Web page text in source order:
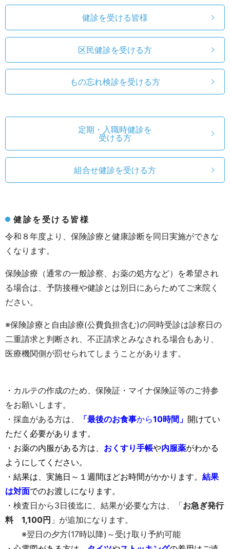
健診を受ける皆様
区民健診を受ける方
もの忘れ検診を受ける方
定期・入職時健診を
受ける方
組合せ健診を受ける方
健診を受ける皆様
令和８年度より、保険診療と健康診断を同日実施ができな
くなります。
保険診療（通常の一般診察、お薬の処方など）を希望され
る場合は、予防接種や健診とは別日にあらためてご来院く
ださい。
※保険診療と自由診療(公費負担含む)の同時受診は診察日の
二重請求と判断され、不正請求とみなされる場合もあり、
医療機関側が罰せられてしまうことがあります。
・カルテの作成のため、保険証・マイナ保険証等のご持参
をお願いします。
・採血がある方は、
「最後のお食事から10時間」 開けてい
ただく必要があります。
・お薬の内服がある方は、 おくすり手帳や内服薬がわかる
ようにしてください。
・結果は、実施日～１週間ほどお時間がかかります。 結果
は対面でのお渡しになります。
・検査日から3日後迄に、結果が必要な方は、「お急ぎ発行
料 1,100円 」が追加になります。
※翌日の夕方(17時以降)～受け取り予約可能